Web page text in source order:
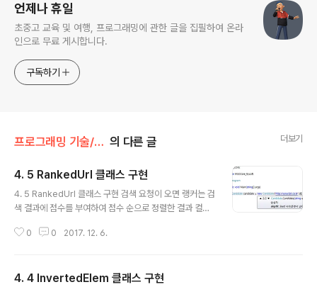
언제나 휴일
초중고 교육 및 여행, 프로그래밍에 관한 글을 집필하여 온라
인으로 무료 게시합니다.
구독하기
프로그래밍 기술/웹 검색 엔진 만들기 의 다른 글 더보기
4. 5 RankedUrl 클래스 구현
4. 5 RankedUrl 클래스 구현 검색 요청이 오면 랭커는 검
색 결과에 점수를 부여하여 점수 순으로 정렬한 결과 컬렉
표현합시다. Search 시퀀스 다이어그램에서 RankedUrl
멤버 필드로 갖고 멤버 속성으로 이를 참조할 수 있게 제공
0 0 2017. 12. 6.
4. 4 InvertedElem 클래스 구현